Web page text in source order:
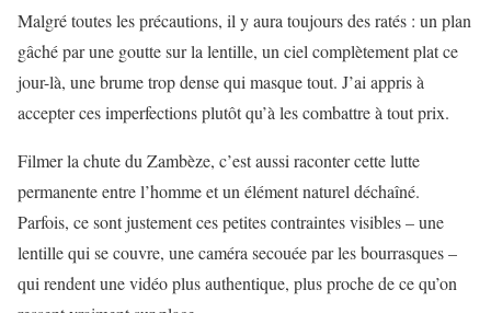
Malgré toutes les précautions, il y aura toujours des ratés : un plan
gâché par une goutte sur la lentille, un ciel complètement plat ce
jour-là, une brume trop dense qui masque tout. J’ai appris à
accepter ces imperfections plutôt qu’à les combattre à tout prix.
Filmer la chute du Zambèze, c’est aussi raconter cette lutte
permanente entre l’homme et un élément naturel déchaîné.
Parfois, ce sont justement ces petites contraintes visibles – une
lentille qui se couvre, une caméra secouée par les bourrasques –
qui rendent une vidéo plus authentique, plus proche de ce qu’on